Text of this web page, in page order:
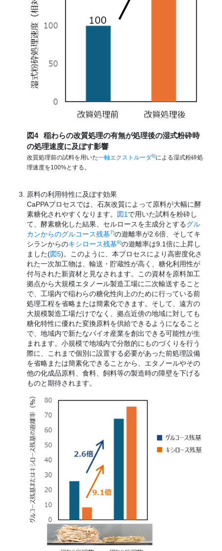
図4
稲わらの改質処理の有無が処理後の湿式粉砕時
の処理速度に及ぼす影響
改質処理前の試料を用いた一軸エクストルーダ6)による湿式粉砕処
理速度を100%とする。
原料の利用特性に及ぼす効果
CaPPAプロセスでは、石灰改質によって原料が大幅に酵
素糖化されやすくなります。 図1 で用いた試料を粉砕し
て、酵素糖化した結果、セルロースを主成分とするグル
カンからのグルコース残基7)の遊離率が2.6倍、そしてキ
シランからのキシロース残基8)の遊離率は9.1倍に上昇し
ました(図5)。このように、本プロセスにより高密度化さ
れた一次加工物は、輸送・貯蔵性が高く、糖化利用性が
付与された新資材と見なされます。この資材を原料加工
拠点から大規模エタノール製造工場に二次輸送すること
で、工場内で稲わらの糖化性向上のために行っている前
処理工程を省略または簡素化できます。そして、遠方の
大規模製造工場だけでなく、拠点近傍の地域に対しても
糖化特性に優れた変換原料を供給できるようになること
で、地域内で新たなバイオ産業を創出できる可能性が生
まれます。小規模で地域内で分散的にものづくりを行う
際に、これまで個別に設置する必要があった前処理設備
を省略または簡素化できることから、エタノールやその
他の化成品原料、食料、飼料等の製造時の障壁を下げる
ものと期待されます。